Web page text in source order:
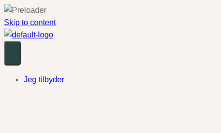
Skip to content
Jeg tilbyder